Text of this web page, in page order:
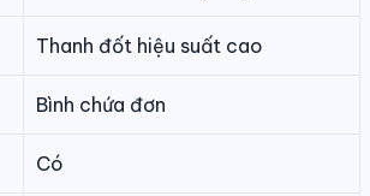
Thanh đốt hiệu suất cao
Bình chứa đơn
Có